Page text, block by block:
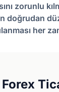
zorunlu
doğrudan
her